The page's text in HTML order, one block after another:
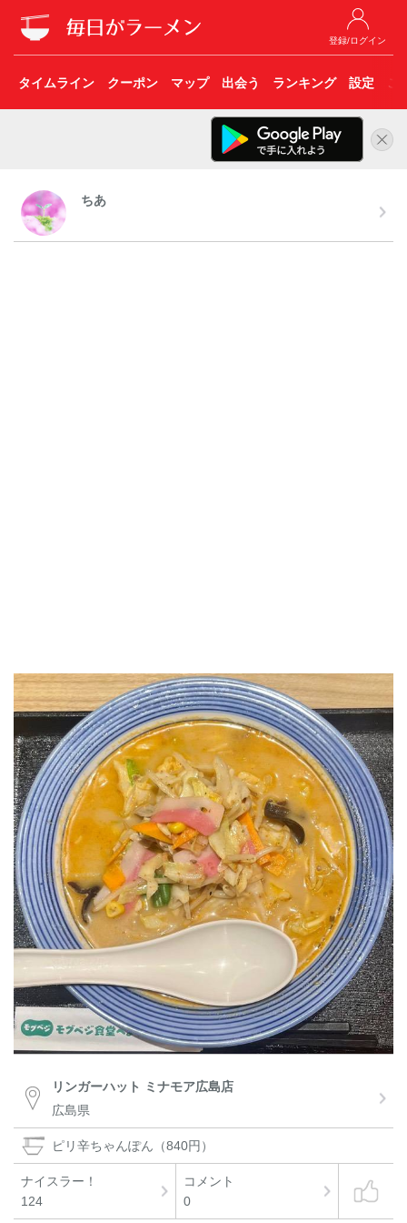
登録/ログイン
タイムライン クーポン マップ 出会う ランキング 設定 こ
ちあ
リンガーハット ミナモア広島店
広島県
ピリ辛ちゃんぽん（840円）
ナイスラー！
124
コメント
0